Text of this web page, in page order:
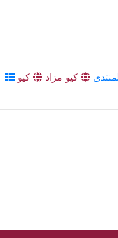
كيو مزاد
كيو